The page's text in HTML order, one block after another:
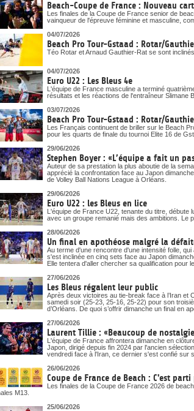
Beach-Coupe de France : Nouveau
Les finales de la Coupe de France senior de
vainqueur de l'épreuve féminine et masculine,
04/07/2026
Beach Pro Tour-Gstaad : Rotar/
Téo Rotar et Arnaud Gauthier-Rat se sont
04/07/2026
Euro U22 : Les Bleus 4e
L'équipe de France masculine a terminé
résultats et les réactions de l'entraîneur Slimane
03/07/2026
Beach Pro Tour-Gstaad : Rotar/
Les Français continuent de briller sur le Beach
pour les quarts de finale du tournoi Elite 16 de
29/06/2026
Stephen Boyer : «L’équipe a fait un
Auteur de sa prestation la plus aboutie de la
apprécié la confrontation face au Japon
de Volley Ball Nations League à Orléans.
29/06/2026
Euro U22 : les Bleus en lice
L'équipe de France U22, tenante du titre, débute
avec un groupe remanié mais des ambitions. Le
28/06/2026
Un final en apothéose malgré la
Au terme d'une rencontre d'une intensité folle,
s'est inclinée en cinq sets face au Japon
Elle tentera d'aller chercher sa qualification pour
27/06/2026
Les Bleus régalent leur public
Après deux victoires au tie-break face à l’Iran et
samedi soir (25-23, 25-16, 25-22) pour son
d’Orléans. De quoi s’offrir dimanche un final en
27/06/2026
Laurent Tillie : «Beaucoup de
L'équipe de France affrontera dimanche en
Japon, dirigé depuis fin 2024 par l'ancien
vendredi face à l'Iran, ce dernier s'est confié sur
26/06/2026
Coupe de France de Beach : C'est
Les finales de la Coupe de France 2026 de
M13.
25/06/2026